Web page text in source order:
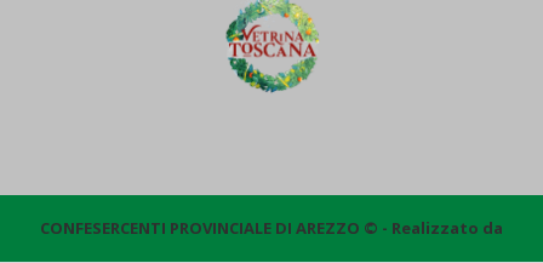
CONFESERCENTI PROVINCIALE DI AREZZO © - Realizzato da